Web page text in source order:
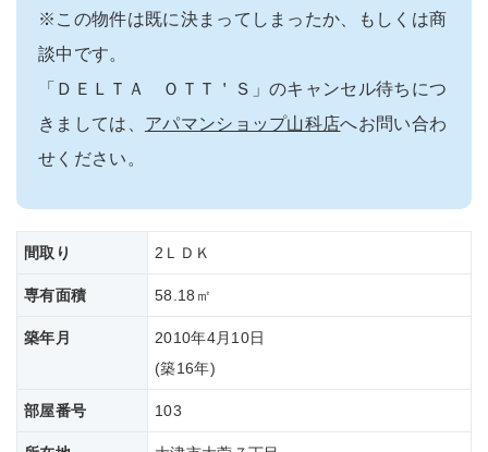
※この物件は既に決まってしまったか、もしくは商
談中です。
「ＤＥＬＴＡ ＯＴＴ＇Ｓ」のキャンセル待ちにつ
きましては、 アパマンショップ山科店へお問い合わ
せください。
間取り 2ＬＤＫ
専有面積 58.18㎡
築年月
2010年4月10日
(築16年)
部屋番号 103